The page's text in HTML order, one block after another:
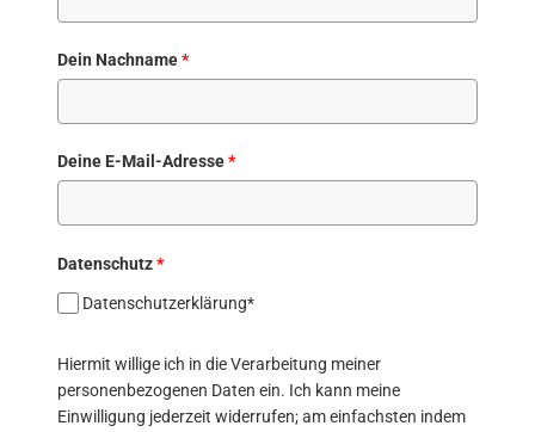
Dein Nachname*
Deine E-Mail-Adresse*
Datenschutz*
Datenschutzerklärung*
Hiermit willige ich in die Verarbeitung meiner
personenbezogenen Daten ein. Ich kann meine
Einwilligung jederzeit widerrufen; am einfachsten indem